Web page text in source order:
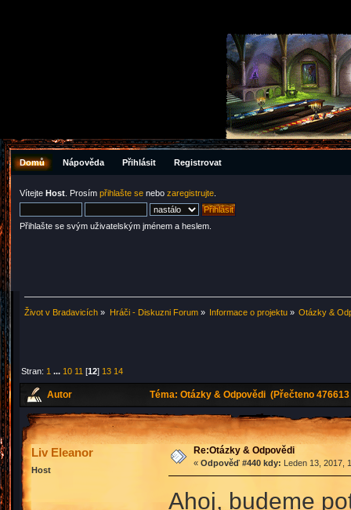
Domů Nápověda Přihlásit Registrovat
Vítejte Host . Prosím přihlašte se nebo zaregistrujte
Přihlašte se svým uživatelským jménem a heslem.
Život v Bradavicích » Hráči - Diskuzni Forum» Informace o projektu» Otázky &
Stran: 1 ... 10 11 [12] 13 14
Autor Téma: Otázky & Odpovědi (Přečteno
Liv Eleanor
Host
Re:Otázky & Odpovědi
« Odpověď #440 kdy: Leden 13, 2017,
Ahoj, budeme